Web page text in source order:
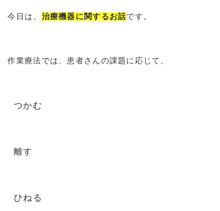
今日は、 治療機器に関するお話です。
作業療法では、患者さんの課題に応じて、
つかむ
離す
ひねる